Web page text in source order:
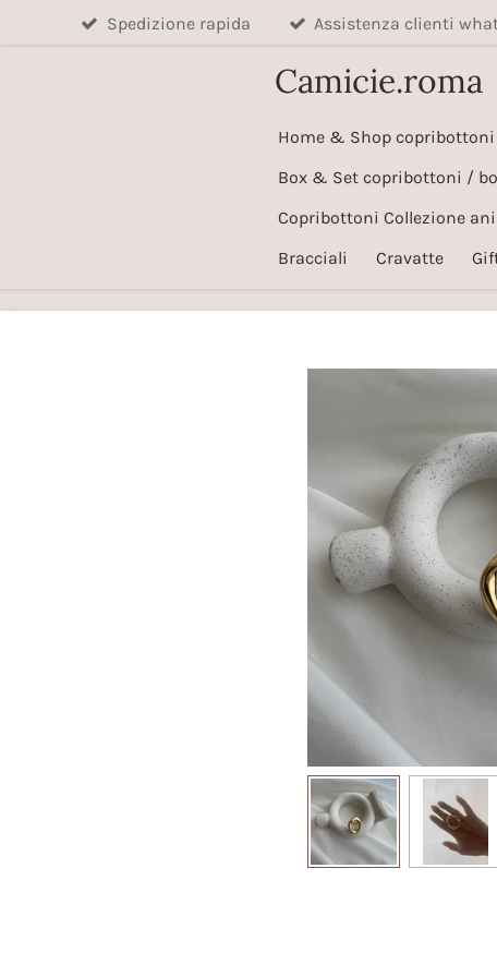
Spedizione rapida Assistenza clienti
Camicie.roma
Home & Shop copribottoni
Box & Set copribottoni /
Copribottoni Collezione
Bracciali
Cravatte